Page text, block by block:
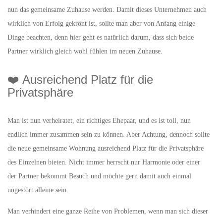
nun das gemeinsame Zuhause werden. Damit dieses Unternehmen auch
wirklich von Erfolg gekrönt ist, sollte man aber von Anfang einige
Dinge beachten, denn hier geht es natürlich darum, dass sich beide
Partner wirklich gleich wohl fühlen im neuen Zuhause.
❤️ Ausreichend Platz für die
Privatsphäre
Man ist nun verheiratet, ein richtiges Ehepaar, und es ist toll, nun
endlich immer zusammen sein zu können. Aber Achtung, dennoch sollte
die neue gemeinsame Wohnung ausreichend Platz für die Privatsphäre
des Einzelnen bieten. Nicht immer herrscht nur Harmonie oder einer
der Partner bekommt Besuch und möchte gern damit auch einmal
ungestört alleine sein.
Man verhindert eine ganze Reihe von Problemen, wenn man sich dieser